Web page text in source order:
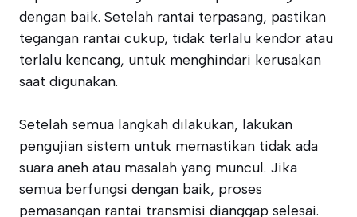
dengan baik. Setelah rantai terpasang, pastikan
tegangan rantai cukup, tidak terlalu kendor atau
terlalu kencang, untuk menghindari kerusakan
saat digunakan.
Setelah semua langkah dilakukan, lakukan
pengujian sistem untuk memastikan tidak ada
suara aneh atau masalah yang muncul. Jika
semua berfungsi dengan baik, proses
pemasangan rantai transmisi dianggap selesai.